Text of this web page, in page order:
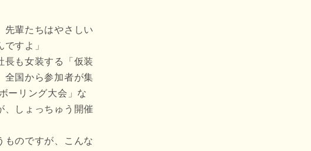
先輩たちはやさしい
すよ」
長も女装する「仮装
全国から参加者が集
ーリング大会」な
、しょっちゅう開催
ものですが、こんな